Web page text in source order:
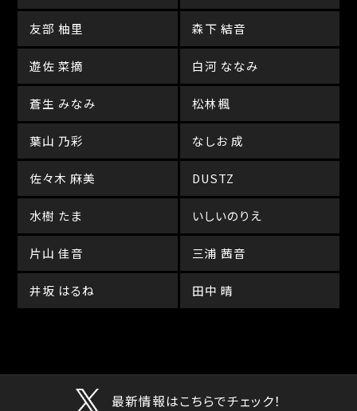
友部 柚里 森下 結音
遊佐 菜摘 白河 ななみ
蒼生 みなみ 松林楓
葉山 乃彩 なしお 成
佐々木 麻美 DUSTZ
水樹 たま いしいのりえ
片山 佳音 三浦 茜音
井坂 はるね 田中 晴
最新情報はこちらでチェック！